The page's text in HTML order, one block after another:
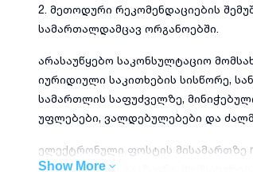
2. მეთოდური რეკომენდაციების
სამართალდამცავ ორგანოებში.
არასაუწყებო საკონსულტაციო
იურიდიული საკითხების სისწორე,
სამართლის საფუძველზე,
უფლებები, ვალდებულებები და
ელექტრონული ფოსტის მისამართზე
შეტყობინების გაგზავნა,
Show More